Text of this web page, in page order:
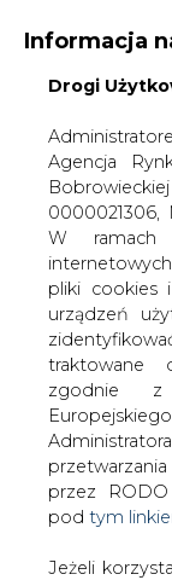
Informacja
Drogi
Agencja
0000021306,
W ramach
pliki cookies
urządzeń
traktowane
zgodnie z
przez
pod tym
Jeżeli
Strona główna /
we wspólnym
cen energii
2022-01-20 17:00